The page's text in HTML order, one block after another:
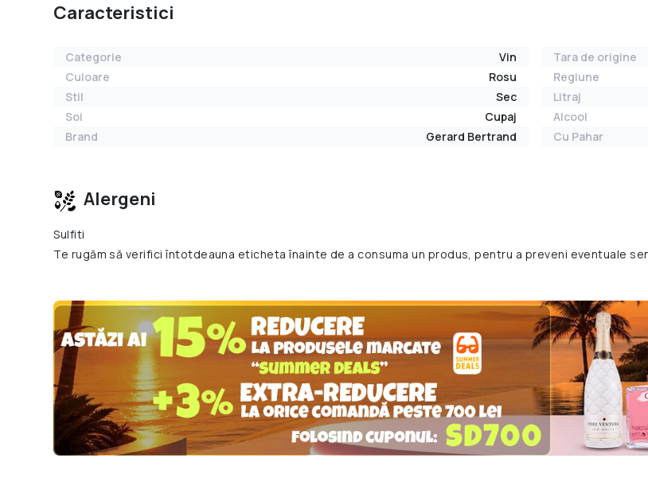
Caracteristici
Categorie
Vin
Culoare
Rosu
Stil
Sec
Soi
Cupaj
Brand
Gerard Bertrand
Tara de origine
Regiune
Litraj
Alcool
Cu Pahar
Alergeni
Sulfiti
Te rugăm să verifici întotdeauna eticheta înainte de a consuma un produs, pentru a preveni eventuale